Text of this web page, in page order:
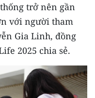
trở nên gần
với người tham
Gia Linh, đồng
2025 chia sẻ.